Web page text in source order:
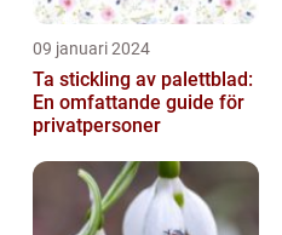
09 januari 2024
Ta stickling av palettblad:
En omfattande guide för
privatpersoner